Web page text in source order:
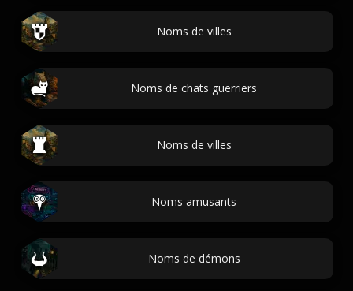
Noms de villes
Noms de chats guerriers
Noms de villes
Noms amusants
Noms de démons